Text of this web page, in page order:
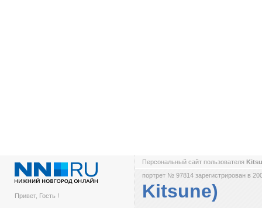
Привет, Гость !
Персональный сайт пользователя
портрет № 97814 зарегистрирован в
Kitsune)